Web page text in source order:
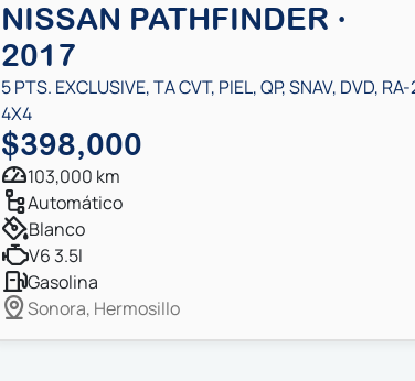
NISSAN PATHFINDER ·
2017
5 PTS. EXCLUSIVE, TA CVT, PIEL, QP, SNAV, DVD,
4X4
$398,000
103,000 km
automático
blanco
v6 3.5l
gasolina
Sonora, Hermosillo